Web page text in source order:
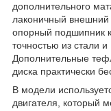
дополнительного
лаконичный внешний
опорный подшипник
точностью из стали
Дополнительные
диска практически
В модели
двигателя, который